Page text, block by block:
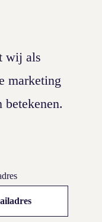
wij als
marketing